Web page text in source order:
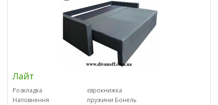
Лайт
Розкладка
єврокнижка
Наповнення
пружини Бонель